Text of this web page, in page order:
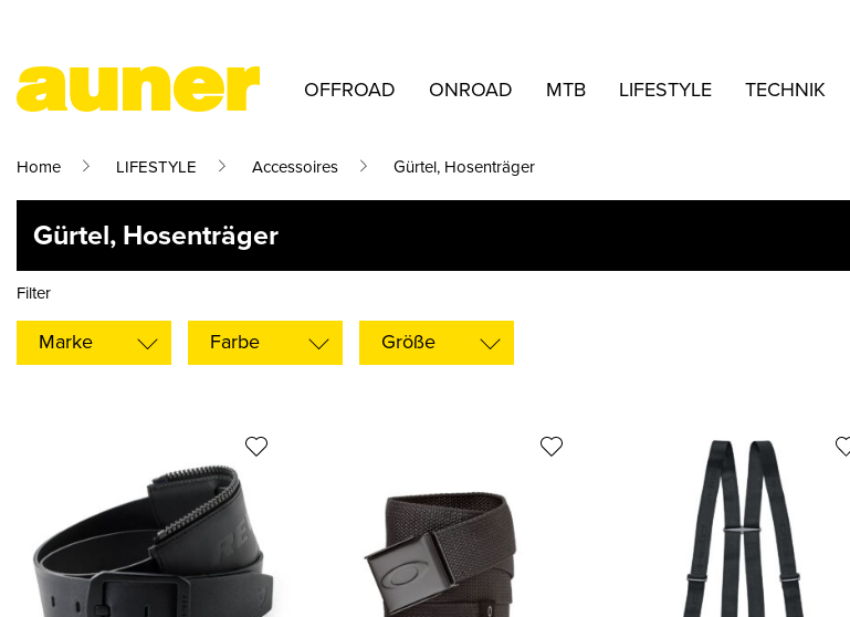
OFFROAD ONROAD MTB LIFESTYLE TECHNIK
Home LIFESTYLE Accessoires Gürtel, Hosenträger
Gürtel, Hosenträger
Filter
Marke Farbe Größe